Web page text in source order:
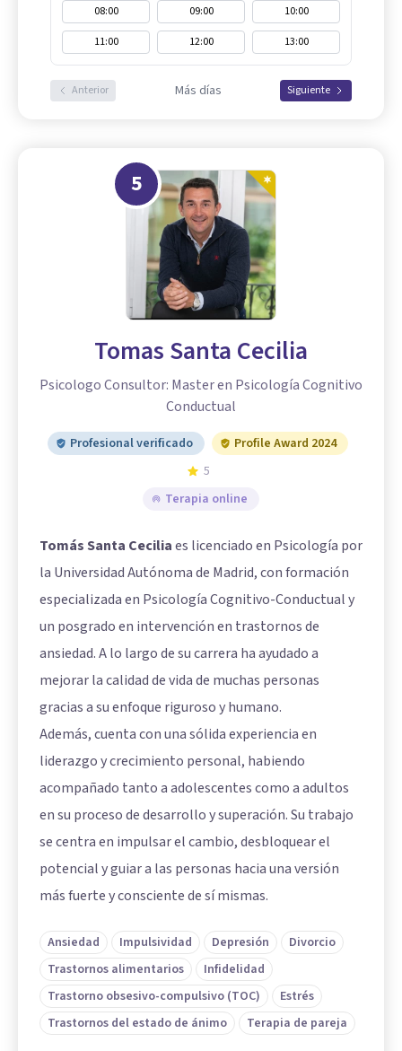
08:00 09:00
10:00
11:00
12:00 13:00
Anterior Más días Siguiente
5
Tomas Santa Cecilia
Psicologo Consultor: Master en Psicología Cognitivo
Conductual
Profesional verificado
Profile Award 2024
5
Terapia online
Tomás Santa Ceciliaes licenciado en Psicología por
la Universidad Autónoma de Madrid, con formación
especializada en Psicología Cognitivo-Conductual y
un posgrado en intervención en trastornos de
ansiedad. A lo largo de su carrera ha ayudado a
mejorar la calidad de vida de muchas personas
gracias a su enfoque riguroso y humano.
Además, cuenta con una sólida experiencia en
liderazgo y crecimiento personal, habiendo
acompañado tanto a adolescentes como a adultos
en su proceso de desarrollo y superación. Su trabajo
se centra en impulsar el cambio, desbloquear el
potencial y guiar a las personas hacia una versión
más fuerte y consciente de sí mismas.
Ansiedad Impulsividad Depresión
Divorcio
Trastornos alimentarios
Infidelidad
Trastorno obsesivo-compulsivo (TOC)
Estrés
Trastornos del estado de ánimo
Terapia de pareja